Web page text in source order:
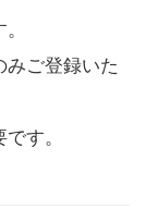
みご登録いた
す。